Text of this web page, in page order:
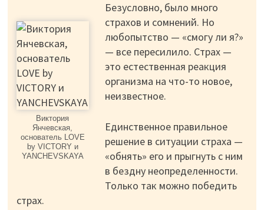
Виктория
Янчевская,
основатель LOVE
by VICTORY и
YANCHEVSKAYA
Безусловно, было много
страхов и сомнений. Но
любопытство — «смогу ли я?»
— все пересилило. Страх —
это естественная реакция
организма на что-то новое,
неизвестное.
Единственное правильное
решение в ситуации страха —
«обнять» его и прыгнуть с ним
в бездну неопределенности.
Только так можно победить
страх.